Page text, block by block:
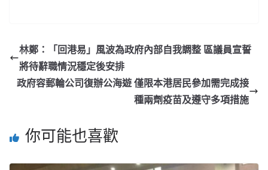
林鄭：「回港易」風波為政府內部自我調整 區議員宣誓
將待辭職情況穩定後安排
政府容郵輪公司復辦公海遊 僅限本港居民參加需完成接
種兩劑疫苗及遵守多項措施
你可能也喜歡